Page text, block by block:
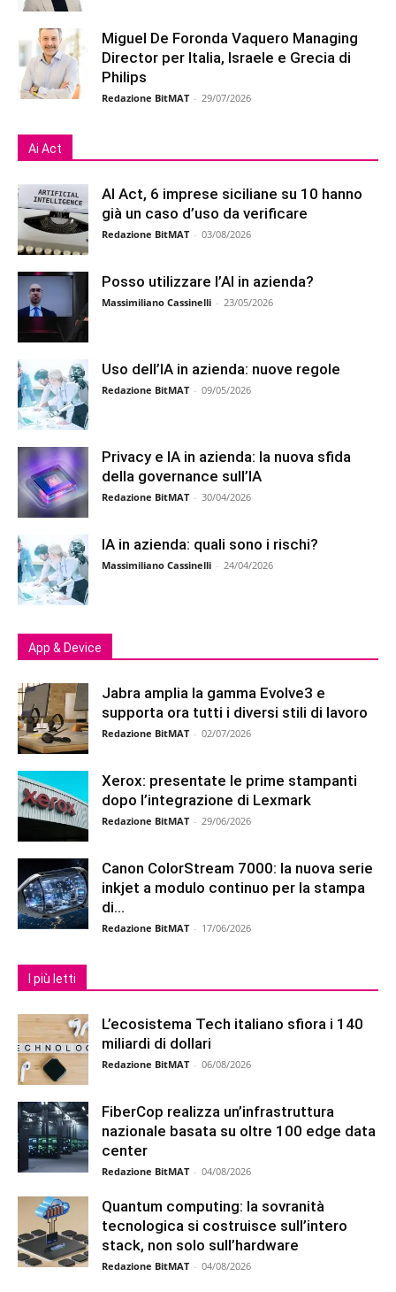
Miguel De Foronda Vaquero Managing
Director per Italia, Israele e Grecia di
Philips
Redazione BitMAT - 29/07/2026
Ai Act
AI Act, 6 imprese siciliane su 10 hanno
già un caso d’uso da verificare
Redazione BitMAT - 03/08/2026
Posso utilizzare l’AI in azienda?
Massimiliano Cassinelli - 23/05/2026
Uso dell’IA in azienda: nuove regole
Redazione BitMAT - 09/05/2026
Privacy e IA in azienda: la nuova sfida
della governance sull’IA
Redazione BitMAT - 30/04/2026
IA in azienda: quali sono i rischi?
Massimiliano Cassinelli - 24/04/2026
App & Device
Jabra amplia la gamma Evolve3 e
supporta ora tutti i diversi stili di lavoro
Redazione BitMAT - 02/07/2026
Xerox: presentate le prime stampanti
dopo l’integrazione di Lexmark
Redazione BitMAT - 29/06/2026
Canon ColorStream 7000: la nuova serie
inkjet a modulo continuo per la stampa
di...
Redazione BitMAT - 17/06/2026
I più letti
L’ecosistema Tech italiano sfiora i 140
miliardi di dollari
Redazione BitMAT - 06/08/2026
FiberCop realizza un’infrastruttura
nazionale basata su oltre 100 edge data
center
Redazione BitMAT - 04/08/2026
Quantum computing: la sovranità
tecnologica si costruisce sull’intero
stack, non solo sull’hardware
Redazione BitMAT - 04/08/2026